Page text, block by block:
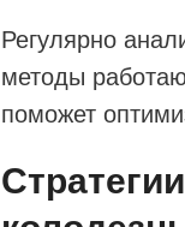
Регулярно
методы
поможет